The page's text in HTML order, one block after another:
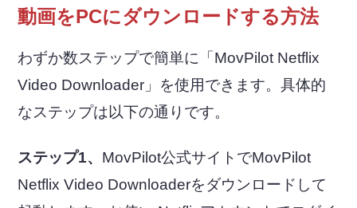
動画をPCにダウンロードする方法
わずか数ステップで簡単に「MovPilot Netflix
Video Downloader」を使用できます。具体的
なステップは以下の通りです。
ステップ1、 MovPilot公式サイトでMovPilot
Netflix Video Downloaderをダウンロードして